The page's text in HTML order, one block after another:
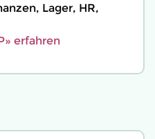
Lager, HR,
erfahren